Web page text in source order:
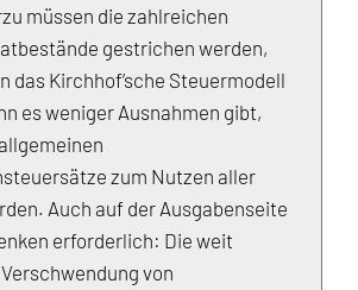
müssen die zahlreichen
gestrichen werden,
das Kirchhof’sche Steuermodell
es weniger Ausnahmen gibt,
zum Nutzen aller
Auch auf der Ausgabenseite
erforderlich: Die weit
von